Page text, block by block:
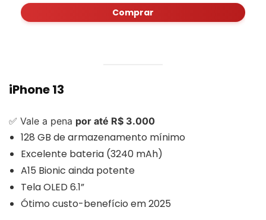
Comprar
iPhone 13
✅ Vale a pena por até R$ 3.000
128 GB de armazenamento mínimo
Excelente bateria (3240 mAh)
A15 Bionic ainda potente
Tela OLED 6.1”
Ótimo custo-benefício em 2025